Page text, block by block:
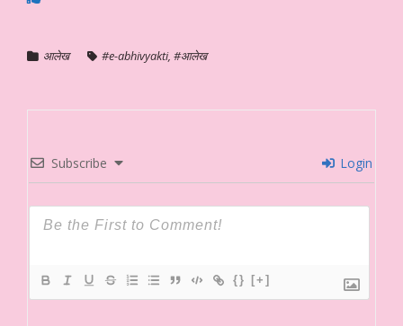
आलेख #e-abhivyakti, #आलेख
Subscribe Login
{} [+]